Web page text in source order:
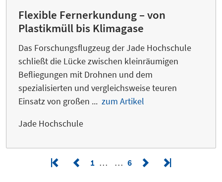
Flexible Fernerkundung – von
Plastikmüll bis Klimagase
Das Forschungsflugzeug der Jade Hochschule
schließt die Lücke zwischen kleinräumigen
Befliegungen mit Drohnen und dem
spezialisierten und vergleichsweise teuren
Einsatz von großen ... zum Artikel
Jade Hochschule
1 … … 6